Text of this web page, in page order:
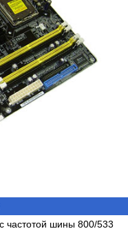
частотой шины 800/533